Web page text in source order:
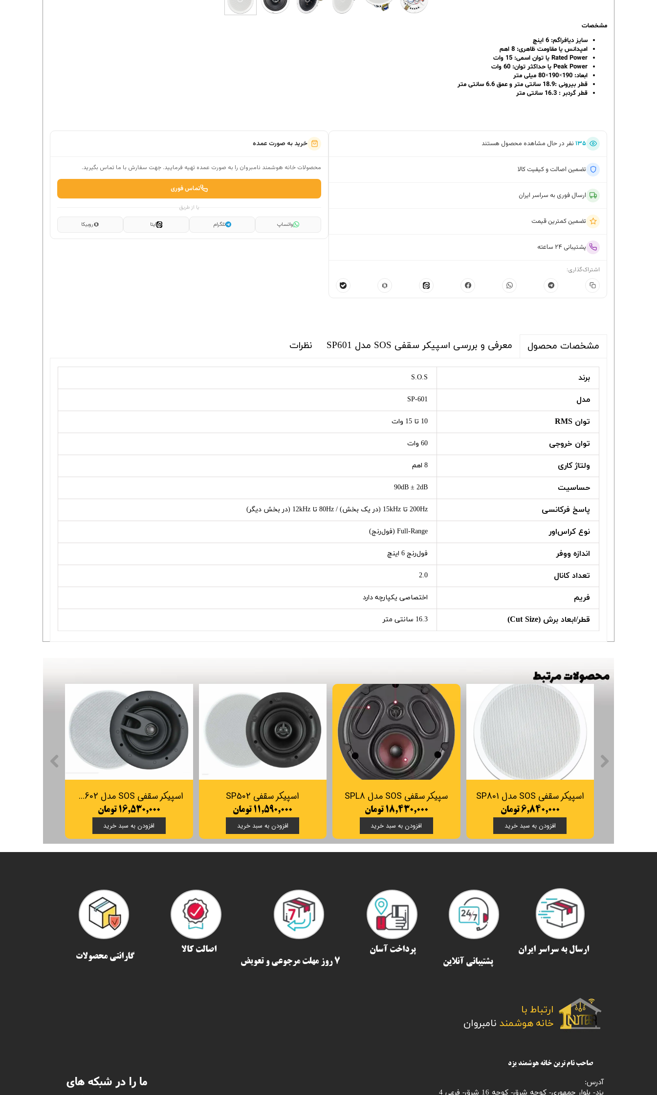
مشخصات
سایز دیافراگم: 6 اینچ
امپدانس یا مقاومت ظاهری: 8 اهم
Rated Power یا توان اسمی: 15 وات
Peak Power یا حداکثر توان: 60 وات
ابعاد: 190×190×80 میلی متر
قطر بیرونی :18.9 سانتی متر و عمق 6.6 سانتی متر
قطر گردبر : 16.3 سانتی متر
۱۳۵ نفر در حال مشاهده محصول هستند
تضمین اصالت و کیفیت کالا
ارسال فوری به سراسر ایران
تضمین کمترین قیمت
پشتیبانی ۲۴ ساعته
اشتراک‌گذاری:
خرید به صورت عمده
محصولات خانه هوشمند نامبروان را به صورت عمده تهیه فرمایید. جهت سفارش با ما تماس بگیرید.
تماس فوری
یا از طریق
واتساپ تلگرام ایتا روبیکا
مشخصات محصول معرفی و بررسی اسپیکر سقفی SOS مدل SP601 نظرات
برند S.O.S
مدل SP-601
توان RMS 10 تا 15 وات
توان خروجی 60 وات
ولتاژ کاری 8 اهم
حساسیت 90dB ± 2dB
پاسخ فرکانسی 200Hz تا 15kHz (در یک بخش) / 80Hz تا 12kHz (در بخش دیگر)
نوع کراس‌اور Full-Range (فول‌رنج)
اندازه ووفر فول‌رنج 6 اینچ
تعداد کانال 2.0
فریم اختصاصی یکپارچه دارد
قطر/ابعاد برش (Cut Size) 16.3 سانتی متر
اسپیکر سقفی SOS مدل SP602
۱۶,۵۳۰,۰۰۰ تومان
افزودن به سبد خرید
اسپیکر سقفی SP502
۱۱,۵۹۰,۰۰۰ تومان
افزودن به سبد خرید
سپیکر سقفی SOS مدل SPL8
۱۸,۴۳۰,۰۰۰ تومان
افزودن به سبد خرید
اسپیکر سقفی SOS مدل SP801
۶,۸۴۰,۰۰۰ تومان
افزودن به سبد خرید
ارتباط با
​​​​​​​خانه هوشمند نامبروان
آدرس:
ما را در شبکه های
ارسال به سراسر ایران​​​​​​​
پشتیبانی آنلاین
پرداخت آسان
7 روز مهلت مرجوعی و تعویض
اصالت کالا
گارانتی محصولات
صاحب نام ترین خانه هوشمند یزد